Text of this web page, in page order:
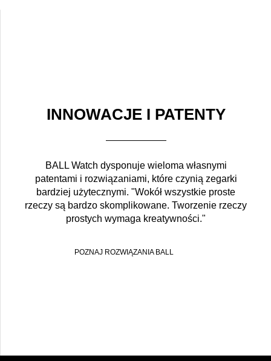
INNOWACJE I PATENTY
BALL Watch dysponuje wieloma własnymi
patentami i rozwiązaniami, które czynią zegarki
bardziej użytecznymi. "Wokół wszystkie proste
rzeczy są bardzo skomplikowane. Tworzenie rzeczy
prostych wymaga kreatywności."
POZNAJ ROZWIĄZANIA BALL